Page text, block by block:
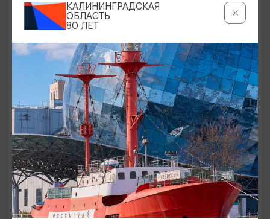
ОТ 5000₽
КОНЦЕРТЫ
Jony / Джони
15.08.2026 19:00
КАЛИНИНГРАДСКАЯ
ОБЛАСТЬ
80 ЛЕТ